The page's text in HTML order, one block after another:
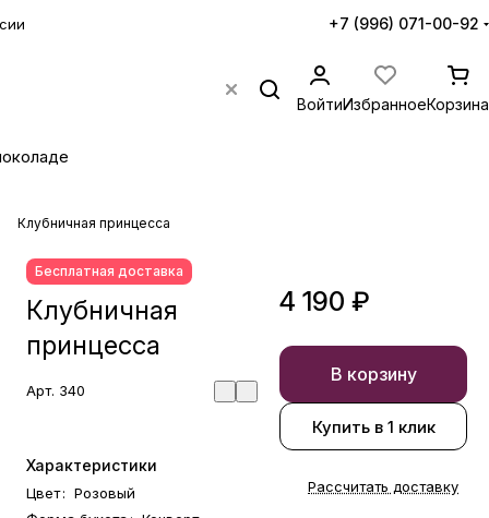
+7 (996) 071-00-92
ВойтиИзбранноеКорзина
Клубничная принцесса
Бесплатная доставка
Клубничная
принцесса
Арт. 340
Характеристики
Цвет: Розовый
4 190 ₽
В корзину
Купить в 1 клик
Рассчитать доставку